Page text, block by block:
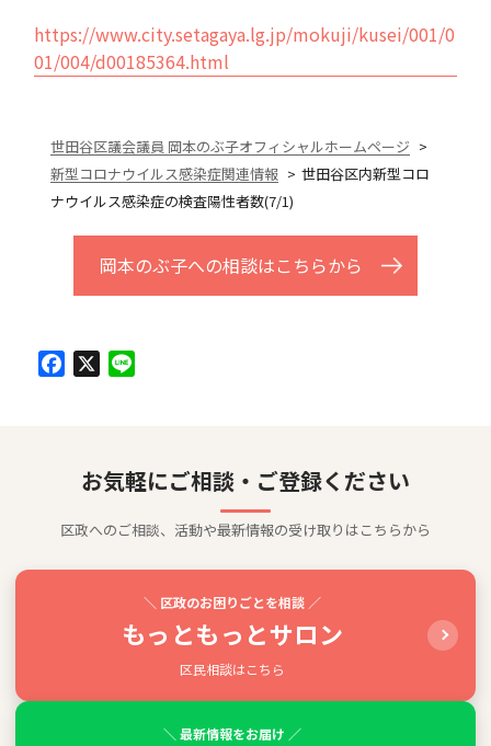
https://www.city.setagaya.lg.jp/mokuji/kusei/001/0
01/004/d00185364.html
世田谷区議会議員 岡本のぶ子オフィシャルホームページ
新型コロナウイルス感染症関連情報
世田谷区内新型コロ
ナウイルス感染症の検査陽性者数(7/1)
岡本のぶ子への相談はこちらから
Facebook
お気軽にご相談・ご登録ください
区政へのご相談、活動や最新情報の受け取りはこちらから
＼ 区政のお困りごとを相談 ／
もっともっとサロン
区民相談はこちら
＼ 最新情報をお届け ／